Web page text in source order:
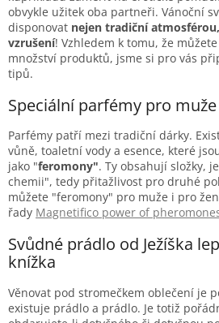
obvykle užitek oba partneři. Vánoční
disponovat nejen tradiční
vzrušení! Vzhledem k tomu, že
množství produktů, jsme si pro vás
tipů.
Speciální parfémy pro
Parfémy patří mezi tradiční dárky.
vůně, toaletní vody a esence, které
jako "feromony". Ty obsahují složky,
chemii", tedy přitažlivost pro druhé
můžete "feromony" pro muže i pro
řady Magnetifico power of
Svůdné prádlo od Ježíška
knížka
Věnovat pod stromečkem oblečení je
existuje prádlo a prádlo. Je totiž